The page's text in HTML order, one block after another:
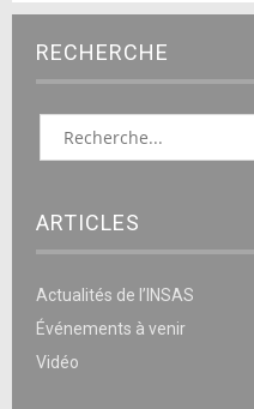
RECHERCHE
ARTICLES
Actualités de l’INSAS
Événements à venir
Vidéo